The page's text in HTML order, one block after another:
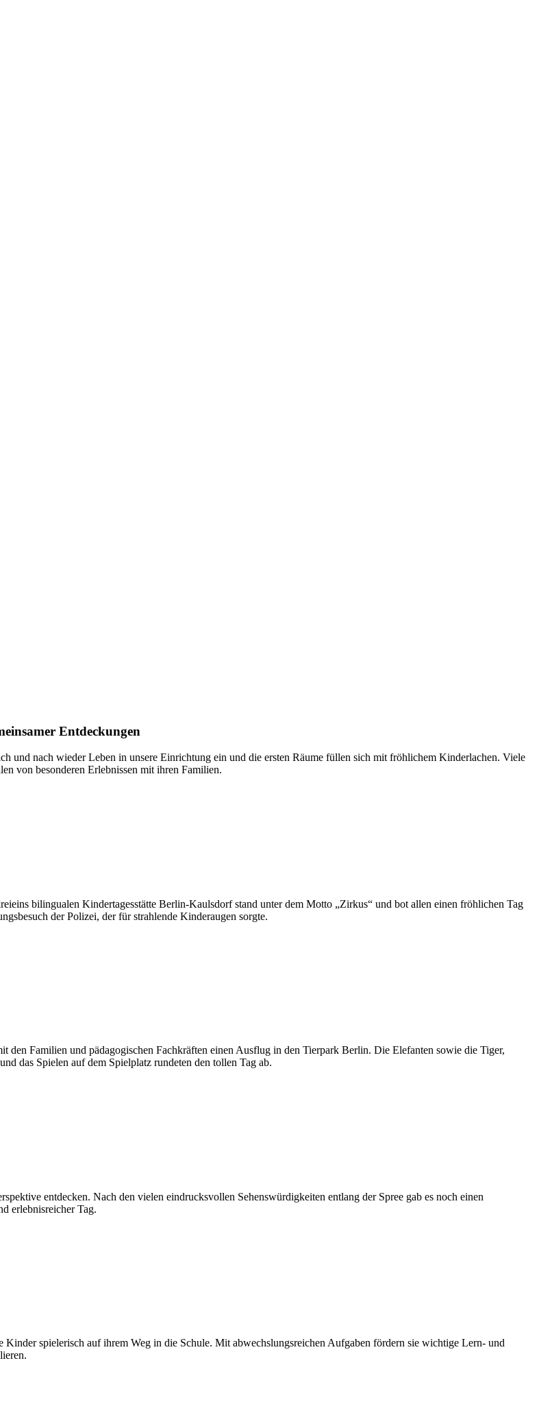
Entdeckungen
und nach wieder Leben in unsere Einrichtung ein und die ersten Räume füllen sich mit fröhlichem Kinderlachen. Viele
von besonderen Erlebnissen mit ihren Familien.
bilingualen Kindertagesstätte Berlin-Kaulsdorf stand unter dem Motto „Zirkus“ und bot allen einen fröhlichen Tag
der Polizei, der für strahlende Kinderaugen sorgte.
den Familien und pädagogischen Fachkräften einen Ausflug in den Tierpark Berlin. Die Elefanten sowie die Tiger,
das Spielen auf dem Spielplatz rundeten den tollen Tag ab.
entdecken. Nach den vielen eindrucksvollen Sehenswürdigkeiten entlang der Spree gab es noch einen
erlebnisreicher Tag.
spielerisch auf ihrem Weg in die Schule. Mit abwechslungsreichen Aufgaben fördern sie wichtige Lern- und